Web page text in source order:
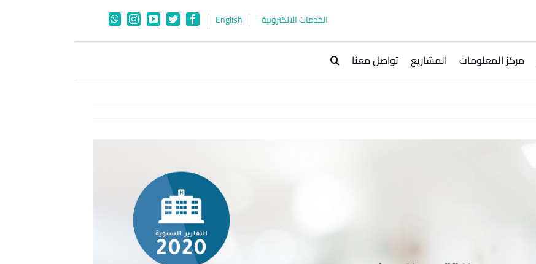
الخدمات الالكترونية English
Facebook
Twitter
YouTube
Instagram
WhatsApp
مركز المعلومات المشاريع تواصل معنا